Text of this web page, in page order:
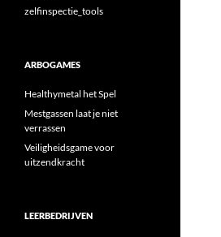
zelfinspectie_tools
ARBOGAMES
Healthymetal het Spel
Mestgassen laat je niet
verrassen
Veiligheidsgame voor
uitzendkracht
LEERBEDRIJVEN